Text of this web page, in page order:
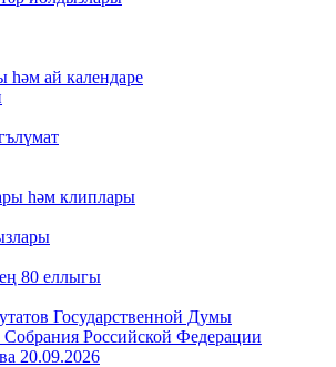
һәм ай календаре
һәм клиплары
80 еллыгы
Государственной Думы
Собрания Российской Федерации
20.09.2026